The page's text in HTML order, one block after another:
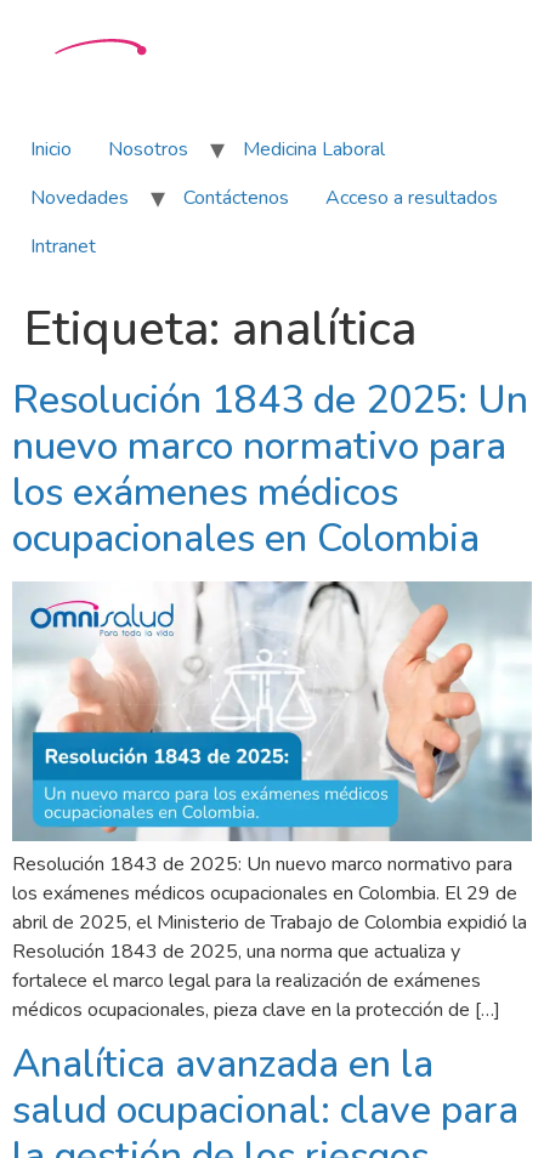
Inicio Nosotros
Medicina Laboral
Novedades
Contáctenos
Acceso a resultados
Intranet
Etiqueta: analítica
Resolución 1843 de 2025: Un
nuevo marco normativo para
los exámenes médicos
ocupacionales en Colombia
Resolución 1843 de 2025: Un nuevo marco normativo para
los exámenes médicos ocupacionales en Colombia. El 29 de
abril de 2025, el Ministerio de Trabajo de Colombia expidió la
Resolución 1843 de 2025, una norma que actualiza y
fortalece el marco legal para la realización de exámenes
médicos ocupacionales, pieza clave en la protección de […]
Analítica avanzada en la
salud ocupacional: clave para